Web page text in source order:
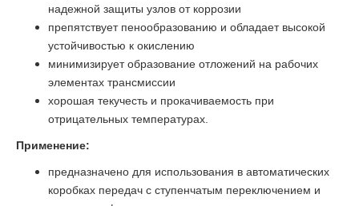
надежной защиты узлов от коррозии
препятствует пенообразованию и обладает высокой
устойчивостью к окислению
минимизирует образование отложений на рабочих
элементах трансмиссии
хорошая текучесть и прокачиваемость при
отрицательных температурах.
Применение:
предназначено для использования в автоматических
коробках передач с ступенчатым переключением и